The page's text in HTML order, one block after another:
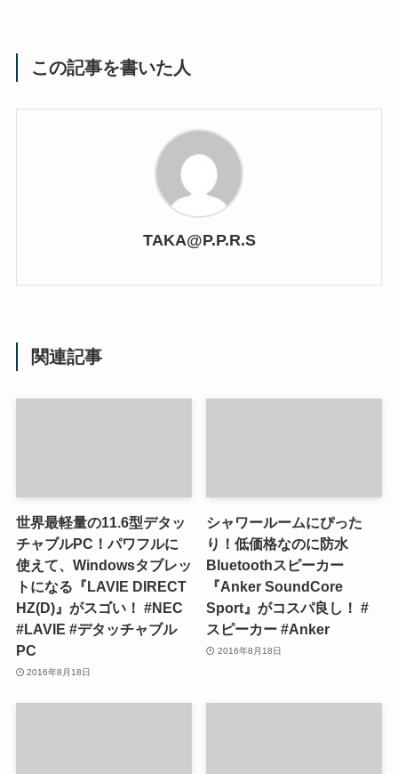
この記事を書いた人
TAKA@P.P.R.S
関連記事
世界最軽量の11.6型デタッ
チャブルPC！パワフルに
使えて、Windowsタブレッ
トになる『LAVIE DIRECT
HZ(D)』がスゴい！ #NEC
#LAVIE #デタッチャブル
PC
2016年8月18日
シャワールームにぴった
り！低価格なのに防水
Bluetoothスピーカー
『Anker SoundCore
Sport』がコスパ良し！ #
スピーカー #Anker
2016年8月18日